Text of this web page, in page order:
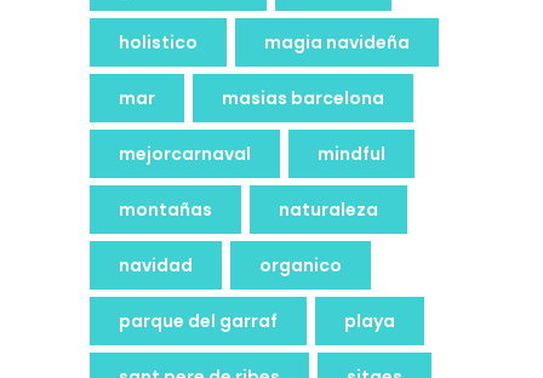
holistico magia navideña
mar masias barcelona
mejorcarnaval mindful
montañas naturaleza
navidad organico
parque del garraf playa